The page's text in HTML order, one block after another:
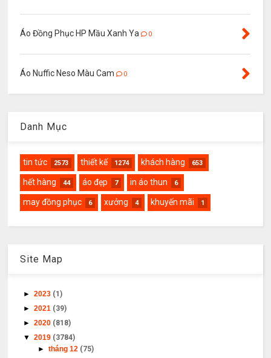
Áo Đồng Phục HP Mầu Xanh Ya 0
Áo Nuffic Neso Màu Cam 0
Danh Mục
tin tức 2573 thiết kế 1274 khách hàng 653
hết hàng 44 áo đẹp 7 in áo thun 6
may đồng phục 6 xưởng 4 khuyến mãi 1
Site Map
►2023 (1)
►2021 (39)
►2020 (818)
▼2019 (3784)
►tháng 12 (75)